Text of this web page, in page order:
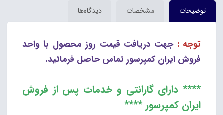
توضیحات مشخصات دیدگاه‌ها
توجه : جهت دریافت قیمت روز محصول با واحد
فروش ایران کمپرسور تماس حاصل فرمائید.
**** دارای گارانتی و خدمات پس از فروش
ایران کمپرسور ****